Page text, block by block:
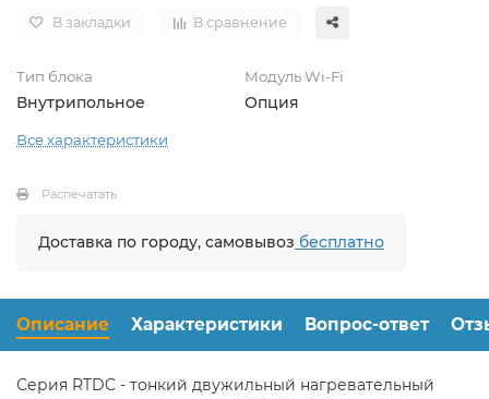
В закладки В сравнение
Тип блока
Внутрипольное
Модуль Wi-Fi
Опция
Все характеристики
Распечатать
Доставка по городу, самовывоз бесплатно
Описание Характеристики Вопрос-ответ
Серия RTDC - тонкий двужильный нагревательный